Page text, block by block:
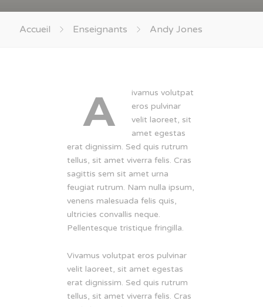
Accueil Enseignants Andy Jones
A
ivamus volutpat
eros pulvinar
velit laoreet, sit
amet egestas
erat dignissim. Sed quis rutrum
tellus, sit amet viverra felis. Cras
sagittis sem sit amet urna
feugiat rutrum. Nam nulla ipsum,
venens malesuada felis quis,
ultricies convallis neque.
Pellentesque tristique fringilla.
Vivamus volutpat eros pulvinar
velit laoreet, sit amet egestas
erat dignissim. Sed quis rutrum
tellus, sit amet viverra felis. Cras